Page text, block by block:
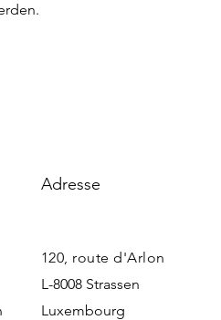
Adresse
120, route d'Arlon
L-8008 Strassen
Luxembourg